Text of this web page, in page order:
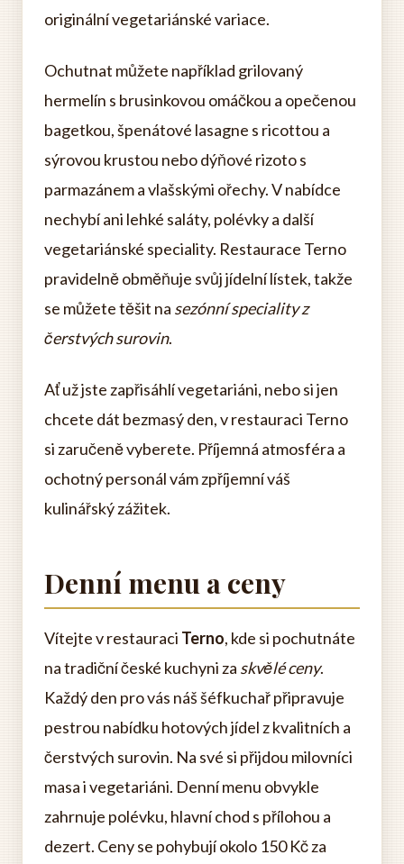
originální vegetariánské variace.
Ochutnat můžete například grilovaný
hermelín s brusinkovou omáčkou a opečenou
bagetkou, špenátové lasagne s ricottou a
sýrovou krustou nebo dýňové rizoto s
parmazánem a vlašskými ořechy. V nabídce
nechybí ani lehké saláty, polévky a další
vegetariánské speciality. Restaurace Terno
pravidelně obměňuje svůj jídelní lístek, takže
se můžete těšit na sezónní speciality z
čerstvých surovin.
Ať už jste zapřisáhlí vegetariáni, nebo si jen
chcete dát bezmasý den, v restauraci Terno
si zaručeně vyberete. Příjemná atmosféra a
ochotný personál vám zpříjemní váš
kulinářský zážitek.
Denní menu a ceny
Vítejte v restauraci Terno, kde si pochutnáte
na tradiční české kuchyni za skvělé ceny.
Každý den pro vás náš šéfkuchař připravuje
pestrou nabídku hotových jídel z kvalitních a
čerstvých surovin. Na své si přijdou milovníci
masa i vegetariáni. Denní menu obvykle
zahrnuje polévku, hlavní chod s přílohou a
dezert. Ceny se pohybují okolo 150 Kč za